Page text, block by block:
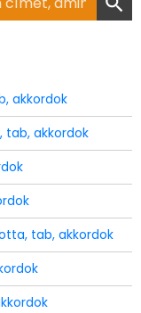
akkordok
tab, akkordok
tab, akkordok